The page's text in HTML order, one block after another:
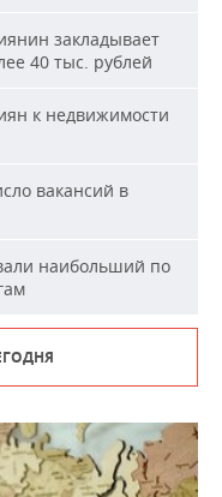
закладывает
40 тыс. рублей
к недвижимости
вакансий в
наибольший по